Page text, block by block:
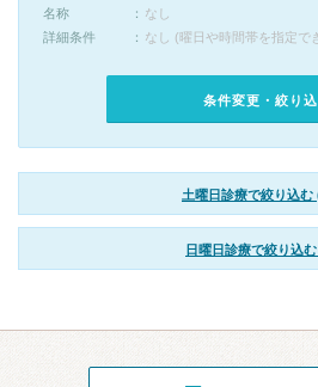
名称
なし
詳細条件
なし (曜日や時間帯を指定で
条件変更・絞り
土曜日診療で絞り込む
日曜日診療で絞り込